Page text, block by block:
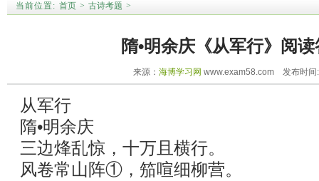
当前位置: 首页 > 古诗考题 >
隋•明余庆《从军行》阅
来源： 海博学习网 www.exam58.com 发布时间
从军行
隋•明余庆
三边烽乱惊，十万且横行。
风卷常山阵①，笳喧细柳营。